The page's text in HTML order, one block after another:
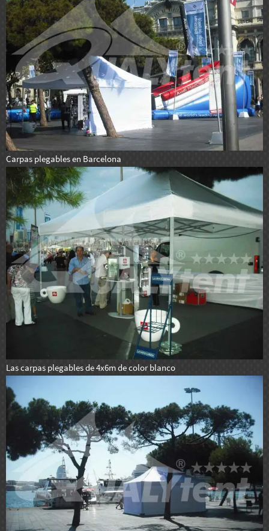
Carpas plegables en Barcelona
Las carpas plegables de 4x6m de color blanco